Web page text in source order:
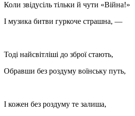
Коли звідусіль тільки й чути «Війна!»
І музика битви гуркоче страшна, —
Тоді найсвітліші до зброї стають,
Обравши без роздуму воїнську путь,
І кожен без роздуму те залиша,